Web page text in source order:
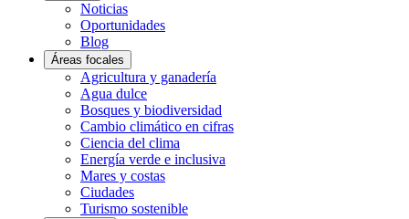
Noticias
Oportunidades
Blog
Áreas focales
Agricultura y ganadería
Agua dulce
Bosques y biodiversidad
Cambio climático en cifras
Ciencia del clima
Energía verde e inclusiva
Mares y costas
Ciudades
Turismo sostenible